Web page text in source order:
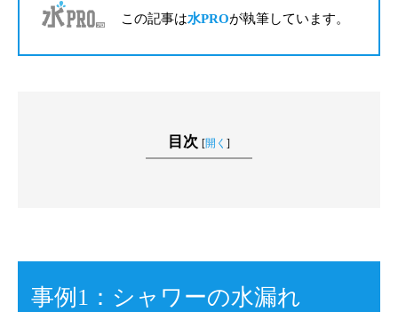
この記事は水PROが執筆しています。
目次 [開く ]
事例1：シャワーの水漏れ